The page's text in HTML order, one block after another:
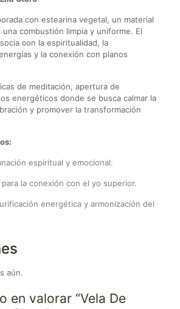
con estearina vegetal, un material
combustión limpia y uniforme. El
con la espiritualidad, la
y la conexión con planos
de meditación, apertura de
energéticos donde se busca calmar la
y promover la transformación
espiritual y emocional.
la conexión con el yo superior.
energética y armonización del
aún.
en valorar “Vela De